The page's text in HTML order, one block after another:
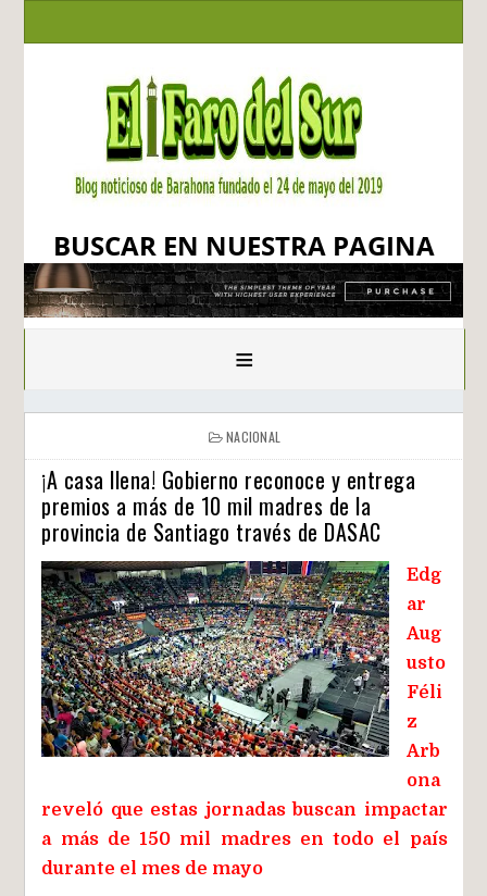
BUSCAR EN NUESTRA PAGINA
≡
NACIONAL
¡A casa llena! Gobierno reconoce y entrega
premios a más de 10 mil madres de la
provincia de Santiago través de DASAC
Edg
ar
Aug
usto
Féli
z
Arb
ona
reveló que estas jornadas buscan impactar
a más de 150 mil madres en todo el país
durante el mes de mayo